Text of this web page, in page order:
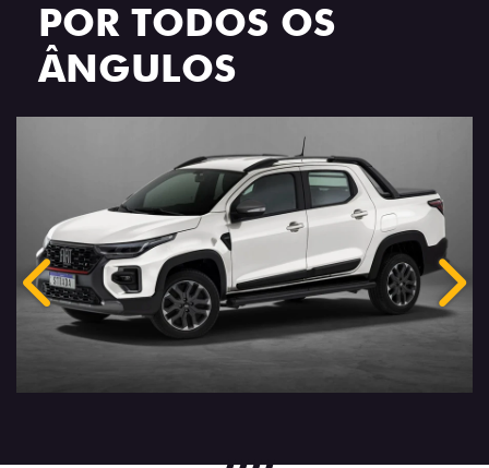
POR TODOS OS
ÂNGULOS
Anterior